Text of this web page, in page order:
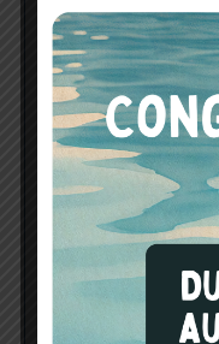
En nous envoyant
personnelle, vous
en accord avec notre